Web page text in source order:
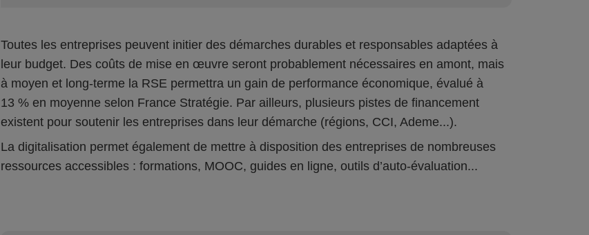
Toutes les entreprises peuvent initier des démarches durables et responsables adaptées à
leur budget. Des coûts de mise en œuvre seront probablement nécessaires en amont, mais
à moyen et long-terme la RSE permettra un gain de performance économique, évalué à
13 % en moyenne selon France Stratégie. Par ailleurs, plusieurs pistes de financement
existent pour soutenir les entreprises dans leur démarche (régions, CCI, Ademe...).
La digitalisation permet également de mettre à disposition des entreprises de nombreuses
ressources accessibles : formations, MOOC, guides en ligne, outils d’auto-évaluation...